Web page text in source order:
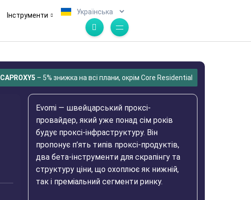
Інструменти
CAPROXY5 – 5% знижка на всі плани, окрім Core Residential
Evomi — швейцарський проксі-
провайдер, який уже понад сім років
будує проксі-інфраструктуру. Він
пропонує п’ять типів проксі-продуктів,
два бета-інструменти для скрапінгу та
структуру ціни, що охоплює як нижній,
так і преміальний сегменти ринку.